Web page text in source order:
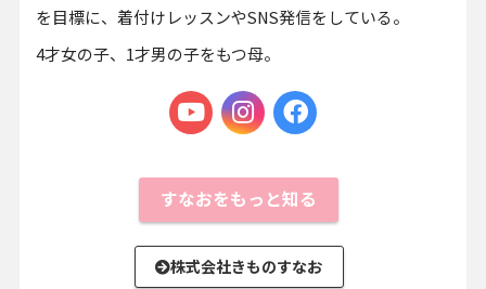
を目標に、着付けレッスンやSNS発信をしている。
4才女の子、1才男の子をもつ母。
すなおをもっと知る
株式会社きものすなお